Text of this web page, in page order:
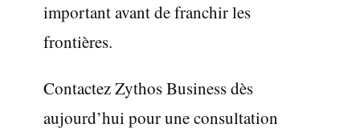
important avant de franchir les
frontières.
Contactez Zythos Business dès
aujourd’hui pour une consultation